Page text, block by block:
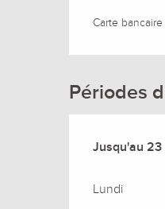
Carte bancaire
Périodes
Du9
Jusqu'au 23
Lundi